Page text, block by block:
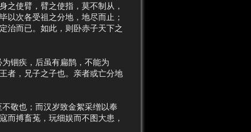
之使臂，臂之使指，莫不制从，
以次各受祖之分地，地尽而止；
治而已。如此，则卧赤子天下之
锢疾，后虽有扁鹊，不能为
者，兄子之子也。亲者或亡分地
敬也；而汉岁致金絮采缯以奉
而搏畜菟，玩细娱而不图大患，